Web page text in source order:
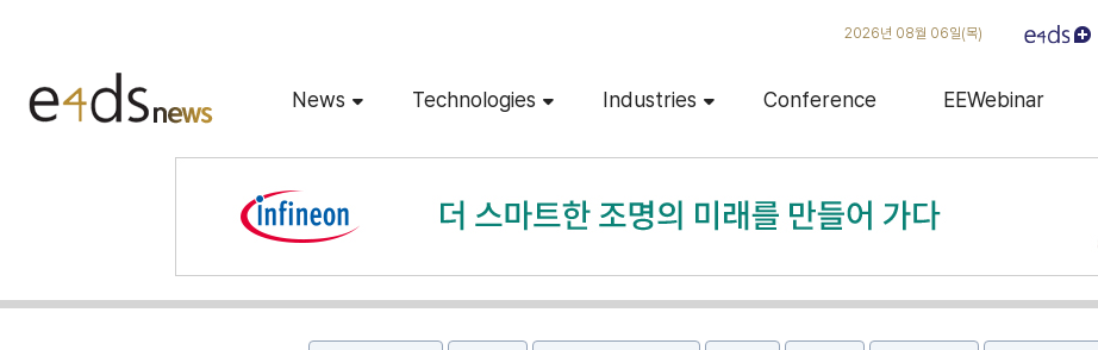
2026년 08월 06일(목)
News Technologies Industries Conference EEWebinar